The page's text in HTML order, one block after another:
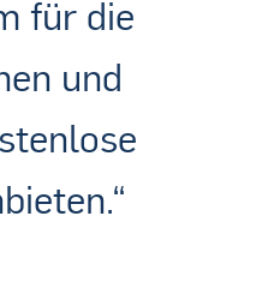
für die
und